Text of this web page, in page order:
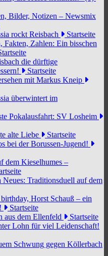
Bilder, Notizen – Newsmix
rockt Reisbach
Startseite
Fakten, Zahlen: Ein bisschen
die dürftige
Startseite
mit Markus Kneip
überwintert im
Pokalausfahrt: SV Losheim
alte Liebe
Startseite
bei der Borussen-Jugend!
dem Kieselhumes –
Neues: Traditionsduell auf dem
Horst Schauß – ein
Startseite
aus dem Ellenfeld
Startseite
Lohn für viel Leidenschaft!
Schwung gegen Köllerbach